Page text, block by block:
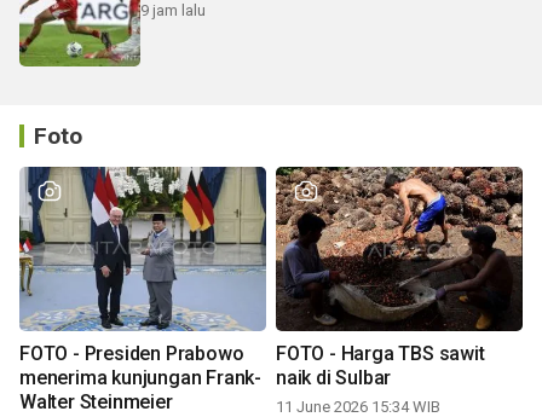
9 jam lalu
Foto
FOTO - Presiden Prabowo
menerima kunjungan Frank-
Walter Steinmeier
FOTO - Harga TBS sawit
naik di Sulbar
11 June 2026 15:34 WIB